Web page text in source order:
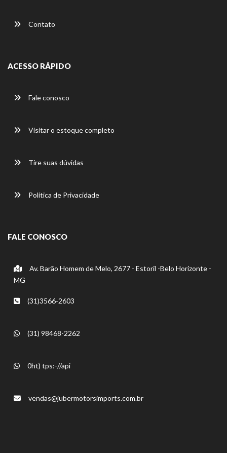
Contato
ACESSO RÁPIDO
Fale conosco
Visitar o estoque completo
Tire suas dúvidas
Política de Privacidade
FALE CONOSCO
Av. Barão Homem de Melo, 2677 - Estoril -Belo Horizonte -
MG
(31)3566-2603
(31) 98468-2262
0ht) tps:-//api
vendas@jubermotorsimports.com.br